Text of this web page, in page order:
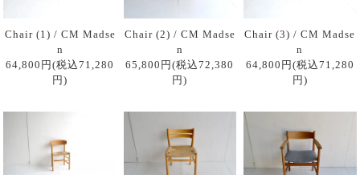
Chair (1) / CM Madse
n
64,800円(税込71,280
円)
Chair (2) / CM Madse
n
65,800円(税込72,380
円)
Chair (3) / CM Madse
n
64,800円(税込71,280
円)